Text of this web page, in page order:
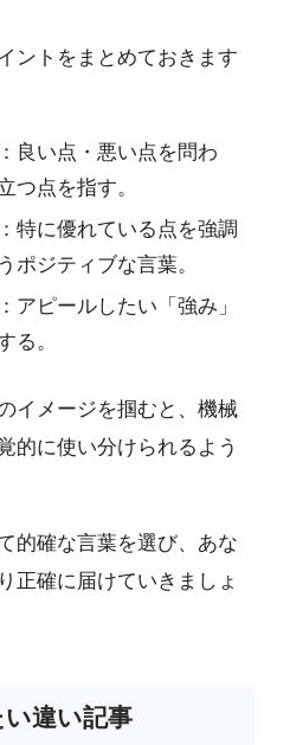
ントをまとめておきます
：良い点・悪い点を問わ
つ点を指す。
：特に優れている点を強調
ポジティブな言葉。
：アピールしたい「強み」
る。
イメージを掴むと、機械
的に使い分けられるよう
的確な言葉を選び、あな
正確に届けていきましょ
違い記事